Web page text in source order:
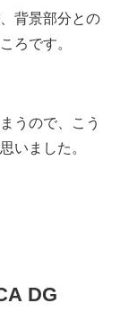
背景部分との
ろです。
うので、こう
いました。
DG